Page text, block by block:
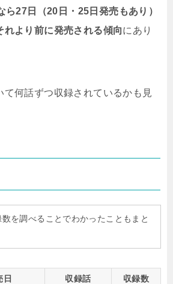
ら27日（20日・25日発売もあり）
れより前に発売される傾向にあり
て何話ずつ収録されているかも見
を調べることでわかったこともまと
日 収録話 収録数